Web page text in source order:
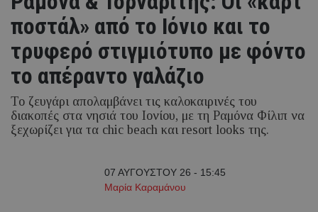
ποστάλ» από το Ιόνιο και το
τρυφερό στιγμιότυπο με φόντο
το απέραντο γαλάζιο
Το ζευγάρι απολαμβάνει τις καλοκαιρινές του
διακοπές στα νησιά του Ιονίου, με τη Ραμόνα Φίλιπ να
ξεχωρίζει για τα chic beach και resort looks της.
07 ΑΥΓΟΥΣΤΟΥ 26 - 15:45
Μαρία Καραμάνου